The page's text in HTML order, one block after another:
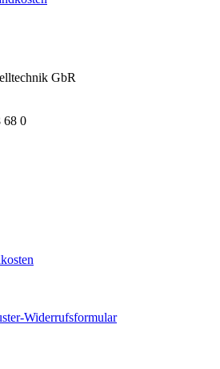
GbR
68 0
Widerrufsformular